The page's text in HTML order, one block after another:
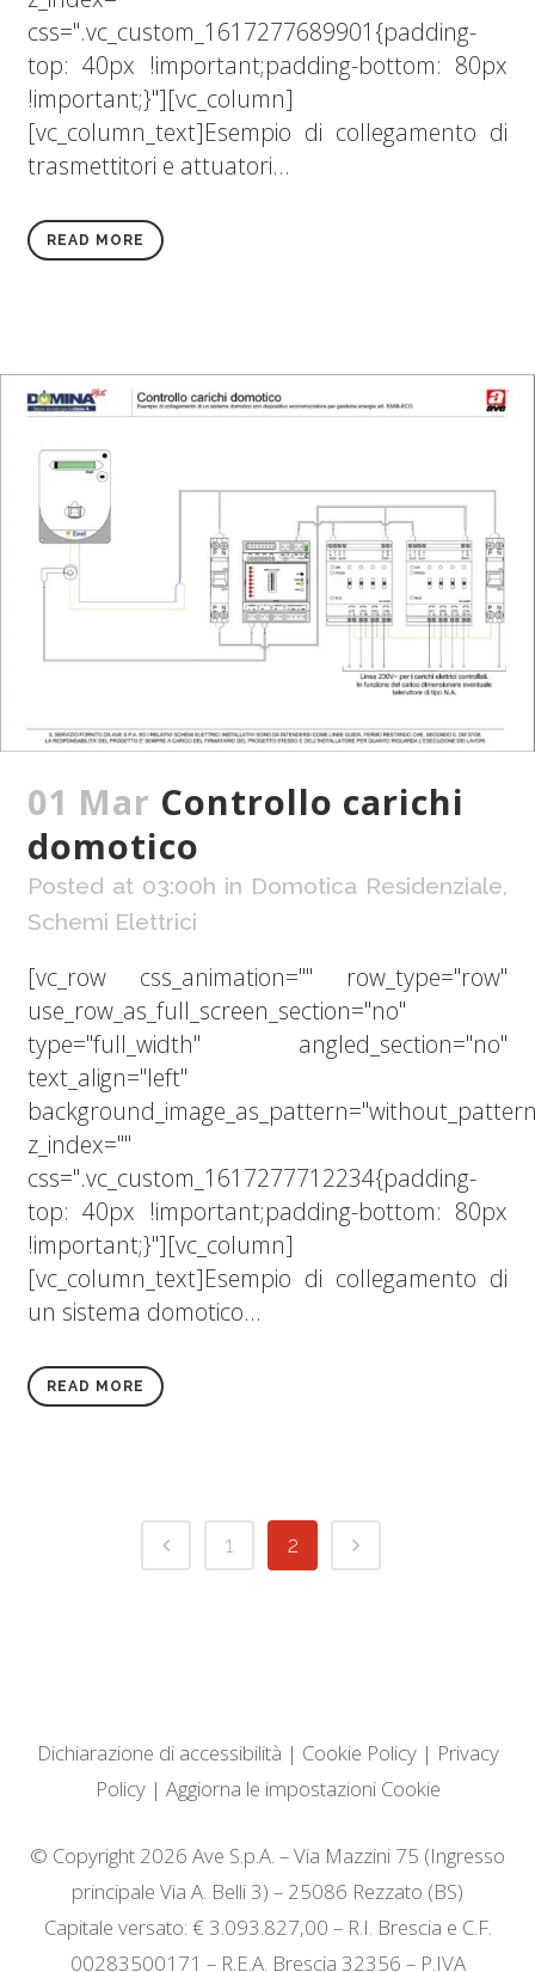
css=".vc_custom_1617277689901{padding-
top: 40px !important;padding-bottom: 80px
!important;}"][vc_column]
[vc_column_text]Esempio di collegamento di
trasmettitori e attuatori...
READ MORE
01 Mar Controllo carichi
domotico
Posted at 03:00h in Domotica Residenziale,
Schemi Elettrici
[vc_row css_animation="" row_type="row"
use_row_as_full_screen_section="no"
type="full_width" angled_section="no"
text_align="left"
z_index=""
css=".vc_custom_1617277712234{padding-
top: 40px !important;padding-bottom: 80px
!important;}"][vc_column]
[vc_column_text]Esempio di collegamento di
un sistema domotico...
READ MORE
1 2
Dichiarazione di accessibilità | Cookie Policy| Privacy
Policy| Aggiorna le impostazioni Cookie
© Copyright 2026 Ave S.p.A. – Via Mazzini 75 (Ingresso
principale Via A. Belli 3) – 25086 Rezzato (BS)
Capitale versato: € 3.093.827,00 – R.I. Brescia e C.F.
00283500171 – R.E.A. Brescia 32356 – P.IVA